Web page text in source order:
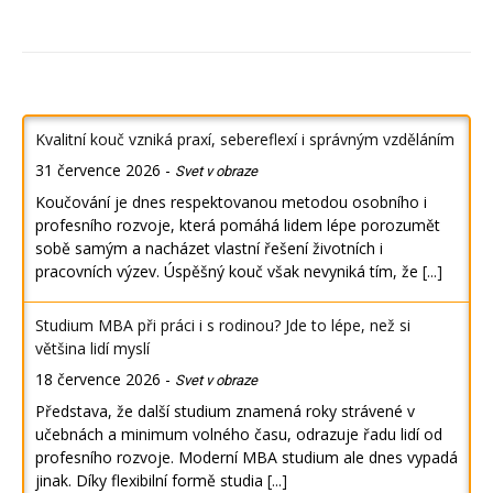
Kvalitní kouč vzniká praxí, sebereflexí i správným vzděláním
31 července 2026 - Svet v obraze
Koučování je dnes respektovanou metodou osobního i
profesního rozvoje, která pomáhá lidem lépe porozumět
sobě samým a nacházet vlastní řešení životních i
pracovních výzev. Úspěšný kouč však nevyniká tím, že [...]
Studium MBA při práci i s rodinou? Jde to lépe, než si
většina lidí myslí
18 července 2026 - Svet v obraze
Představa, že další studium znamená roky strávené v
učebnách a minimum volného času, odrazuje řadu lidí od
profesního rozvoje. Moderní MBA studium ale dnes vypadá
jinak. Díky flexibilní formě studia [...]